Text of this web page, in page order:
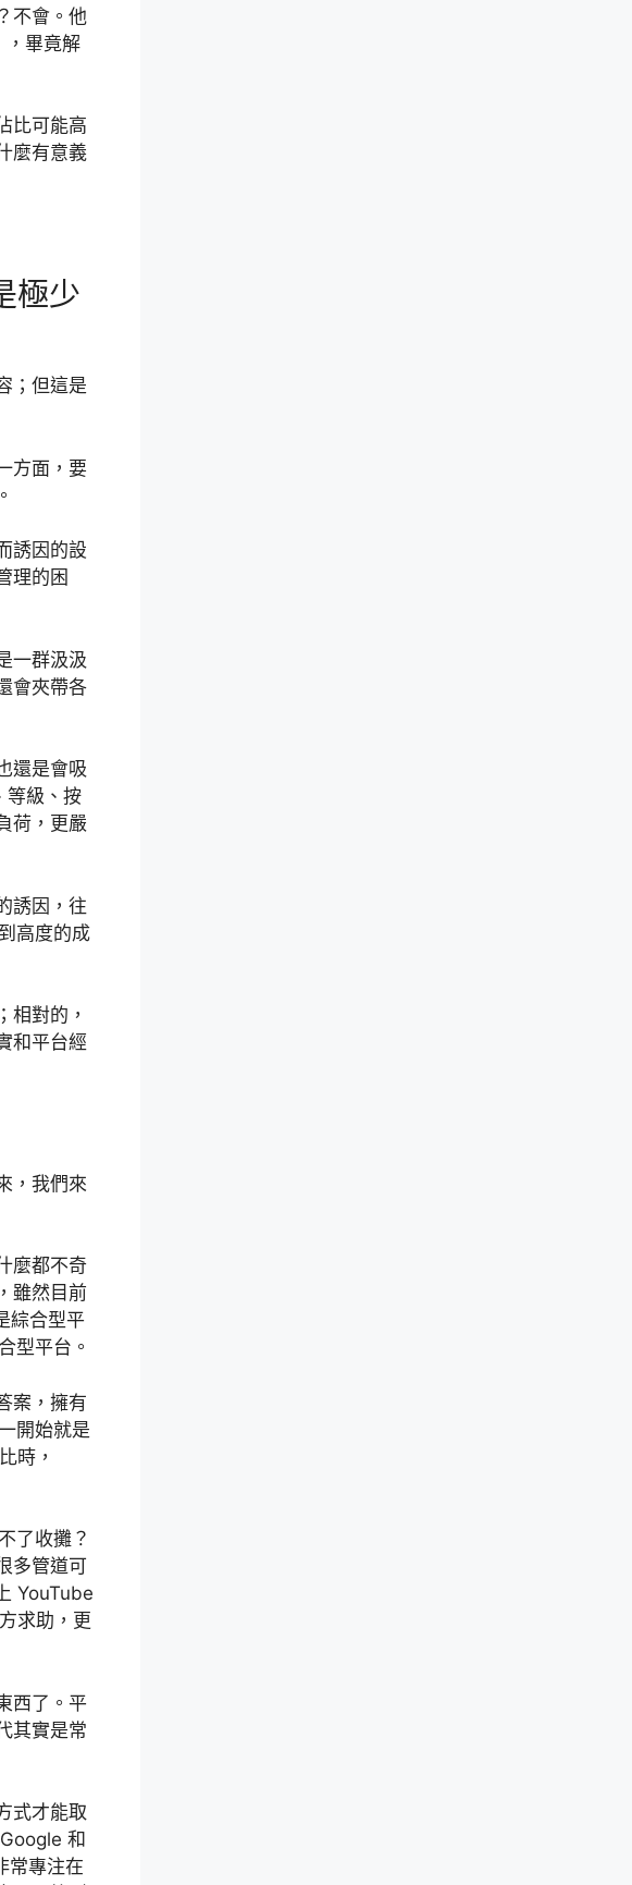
不會。他
，畢竟解
比可能高
麼有意義
極少
；但這是
方面，要
誘因的設
理的困
一群汲汲
會夾帶各
還是會吸
等級、按
荷，更嚴
誘因，往
高度的成
相對的，
和平台經
，我們來
麼都不奇
雖然目前
綜合型平
型平台。
案，擁有
開始就是
時，
了收攤？
多管道可
YouTube
求助，更
西了。平
其實是常
式才能取
和
常專注在